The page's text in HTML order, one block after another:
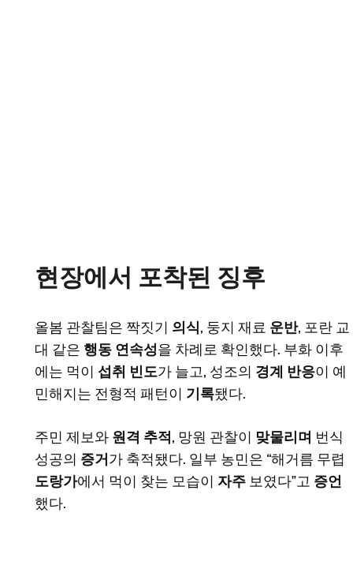
현장에서 포착된 징후
올봄 관찰팀은 짝짓기 의식, 둥지 재료 운반, 포란 교
대 같은 행동 연속성을 차례로 확인했다. 부화 이후
에는 먹이 섭취 빈도가 늘고, 성조의 경계 반응이 예
민해지는 전형적 패턴이 기록됐다.
주민 제보와 원격 추적 , 망원 관찰이 맞물리며 번식
성공의 증거 가 축적됐다. 일부 농민은 “해거름 무렵
도랑가에서 먹이 찾는 모습이 자주 보였다”고 증언
했다.